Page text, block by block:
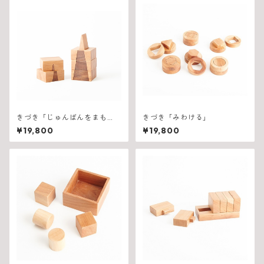
きづき「じゅんばんをまも
る」
¥19,800
きづき「みわける」
¥19,800